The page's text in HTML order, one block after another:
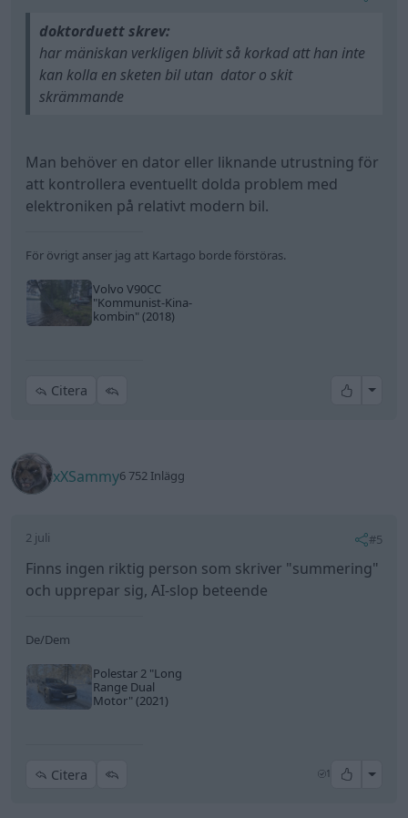
doktorduett skrev:
har mäniskan verkligen blivit så korkad att han inte
kan kolla en sketen bil utan dator o skit
skrämmande
Man behöver en dator eller liknande utrustning för
att kontrollera eventuellt dolda problem med
elektroniken på relativt modern bil.
För övrigt anser jag att Kartago borde förstöras.
Volvo V90CC
"Kommunist-Kina-
kombin"(2018)
Citera All
xXSammy6 752 Inlägg
2 juli #5
Finns ingen riktig person som skriver "summering"
och upprepar sig, AI-slop beteende
De/Dem
Polestar 2 "Long
Range Dual
Motor"(2021)
Citera 1 All